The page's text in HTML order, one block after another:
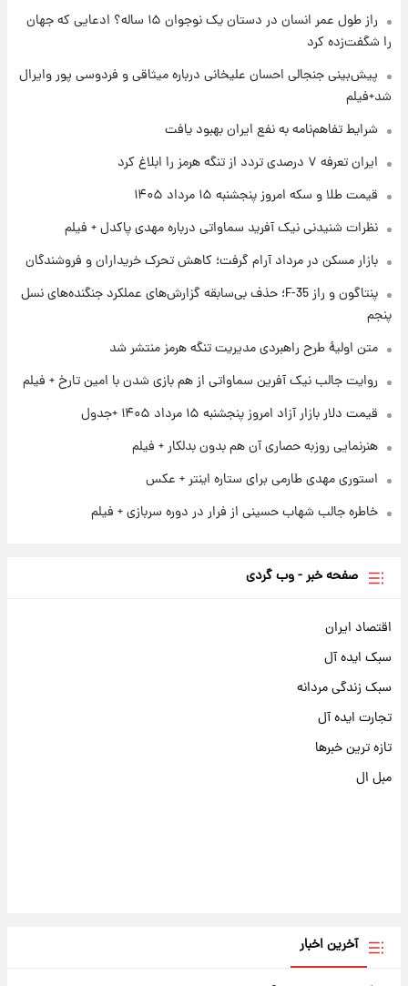
۱ روز پیش
۱ روز پیش
ارزش سهام عدالت برای امروز چهارشنبه ۱۴ مرداد
آغاز طرح جدید فروش مشارکت در تولید سایپا؛
سود مشارکت چند درصد است؟
راز طول عمر انسان در دستان یک نوجوان ۱۵ ساله؟ ادعایی که جهان
را شگفت‌زده کرد
پیش‌بینی جنجالی احسان علیخانی درباره میثاقی و فردوسی پور وایرال
شد+فیلم
شرایط تفاهم‌نامه به نفع ایران بهبود یافت
ایران تعرفه ۷ درصدی تردد از تنگه هرمز را ابلاغ کرد
قیمت طلا و سکه امروز پنجشنبه ۱۵ مرداد ۱۴۰۵
نظرات شنیدنی نیک آفرید سماواتی درباره مهدی پاکدل + فیلم
بازار مسکن در مرداد آرام گرفت؛ کاهش تحرک خریداران و فروشندگان
پنتاگون و راز F-35؛ حذف بی‌سابقه گزارش‌های عملکرد جنگنده‌های نسل
پنجم
متن اولیۀ طرح راهبردی مدیریت تنگه هرمز منتشر شد
روایت جالب نیک آفرین سماواتی از هم بازی شدن با امین تارخ + فیلم
قیمت دلار بازار آزاد امروز پنجشنبه ۱۵ مرداد ۱۴۰۵ +جدول
هنرنمایی روزبه حصاری آن هم بدون بدلکار + فیلم
استوری مهدی طارمی برای ستاره اینتر + عکس
خاطره جالب شهاب حسینی از فرار در دوره سربازی + فیلم
صفحه خبر - وب گردی
اقتصاد ایران
سبک ایده آل
سبک زندگی مردانه
تجارت ایده آل
تازه ترین خبرها
مبل ال
آخرین اخبار